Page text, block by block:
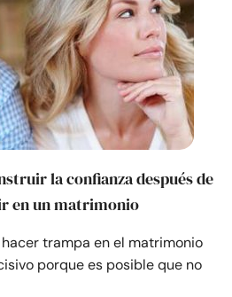
la confianza después de
en un matrimonio
trampa en el matrimonio
porque es posible que no